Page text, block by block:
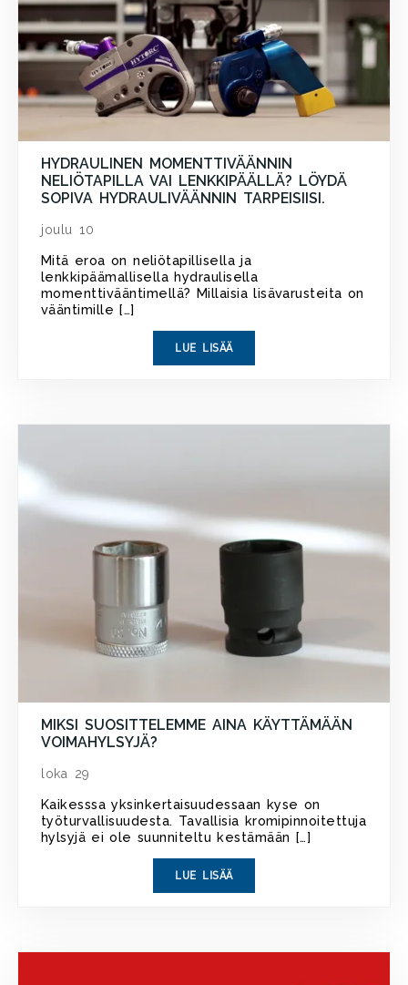
HYDRAULINEN MOMENTTIVÄÄNNIN
NELIÖTAPILLA VAI LENKKIPÄÄLLÄ? LÖYDÄ
SOPIVA HYDRAULIVÄÄNNIN TARPEISIISI.
joulu 10
Mitä eroa on neliötapillisella ja
lenkkipäämallisella hydraulisella
momenttivääntimellä? Millaisia lisävarusteita on
vääntimille […]
LUE LISÄÄ
MIKSI SUOSITTELEMME AINA KÄYTTÄMÄÄN
VOIMAHYLSYJÄ?
loka 29
Kaikesssa yksinkertaisuudessaan kyse on
työturvallisuudesta. Tavallisia kromipinnoitettuja
hylsyjä ei ole suunniteltu kestämään […]
LUE LISÄÄ